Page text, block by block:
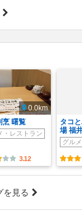
0.0km
烹 曙覧
・レストラン
3.12
タコ
場 福
グル
を見る